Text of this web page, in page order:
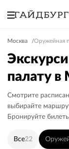
Москва Оружейная
палату в
Смотрите
выбирайте
Бронируйте
Все22